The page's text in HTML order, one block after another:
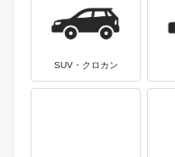
SUV・クロカン